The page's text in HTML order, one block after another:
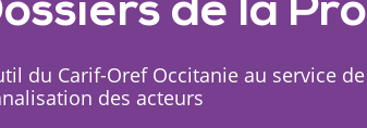
de la Pro
du Carif-Oref Occitanie au service de
des acteurs